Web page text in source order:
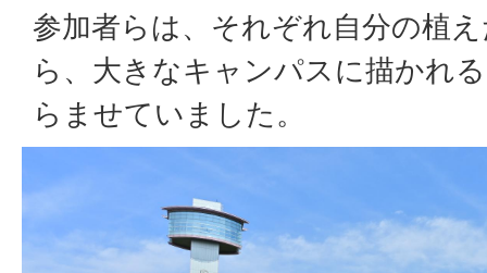
参加者らは、それぞれ自分の植
ら、大きなキャンパスに描かれ
らませていました。